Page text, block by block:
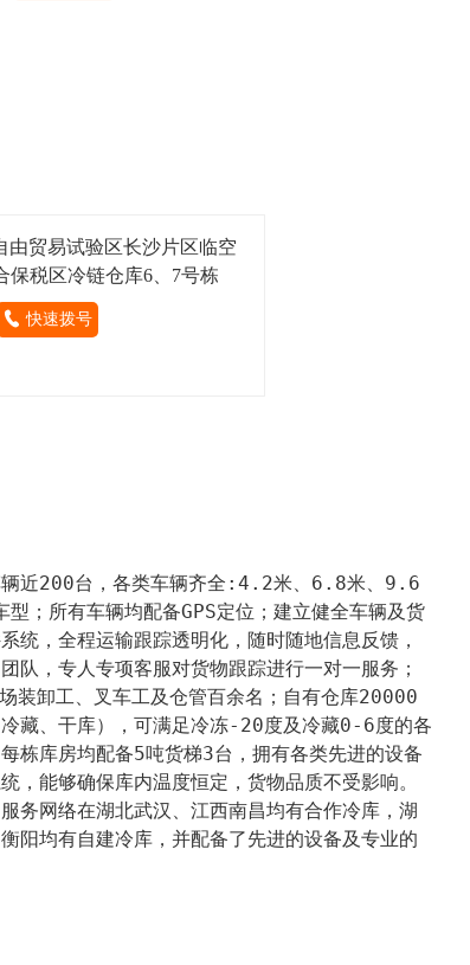
由贸易试验区长沙片区临空
保税区冷链仓库6、7号栋
快速拨号
辆近200台，各类车辆齐全:4.2米、6.8米、9.6
；所有车辆均配备GPS定位；建立健全车辆及货
统，全程运输跟踪透明化，随时随地信息反馈，
队，专人专项客服对货物跟踪进行一对一服务；
藏、干库），可满足冷冻-20度及冷藏0-6度的各
栋库房均配备5吨货梯3台，拥有各类先进的设备
，能够确保库内温度恒定，货物品质不受影响。
务网络在湖北武汉、江西南昌均有合作冷库，湖
阳均有自建冷库，并配备了先进的设备及专业的